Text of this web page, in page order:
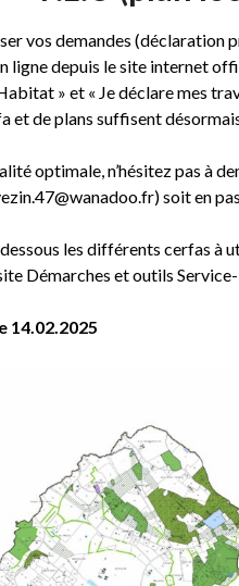
vos demandes (déclaration
ligne depuis le site internet
» et « Je déclare mes
et de plans suffisent
optimale, n’hésitez pas à
soit en
les différents cerfas à
Démarches et outils
14.02.2025